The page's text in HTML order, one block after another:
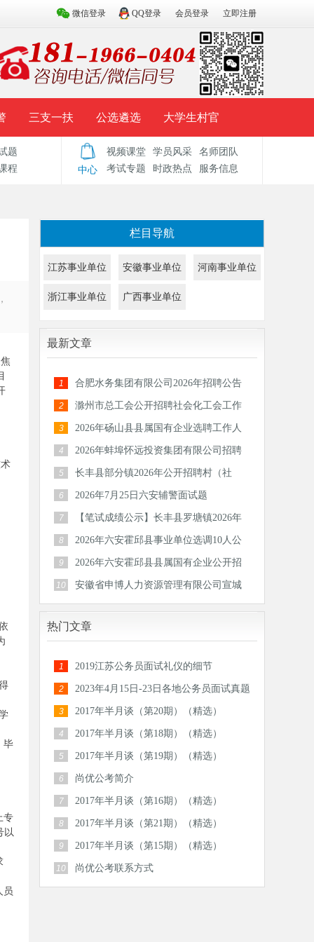
微信登录 QQ登录 会员登录 立即注册
三支一扶 公选遴选 大学生村官
题库 辅导资料 历年真题 模拟试题
题
程 中心
视频课堂 学员风采
名师团队
考试专题
时政热点 服务信息
毕
专
以
员
栏目导航
江苏事业单位 安徽事业单位 河南事业单位
浙江事业单位 广西事业单位
最新文章
1 合肥水务集团有限公司2026年招聘公告
2
滁州市总工会公开招聘社会化工会工作
者和专
3
2026年砀山县县属国有企业选聘工作人
员公告
4
2026年蚌埠怀远投资集团有限公司招聘
30人公
5
长丰县部分镇2026年公开招聘村（社
区）后备
6 2026年7月25日六安辅警面试题
7
【笔试成绩公示】长丰县罗塘镇2026年
公开招
8
2026年六安霍邱县事业单位选调10人公
告
9
2026年六安霍邱县县属国有企业公开招
聘工作
10
安徽省申博人力资源管理有限公司宣城
分公司
热门文章
1 2019江苏公务员面试礼仪的细节
2
2023年4月15日-23日各地公务员面试真题
汇总
3 2017年半月谈（第20期）（精选）
4 2017年半月谈（第18期）（精选）
5 2017年半月谈（第19期）（精选）
6 尚优公考简介
7 2017年半月谈（第16期）（精选）
8 2017年半月谈（第21期）（精选）
9 2017年半月谈（第15期）（精选）
10 尚优公考联系方式